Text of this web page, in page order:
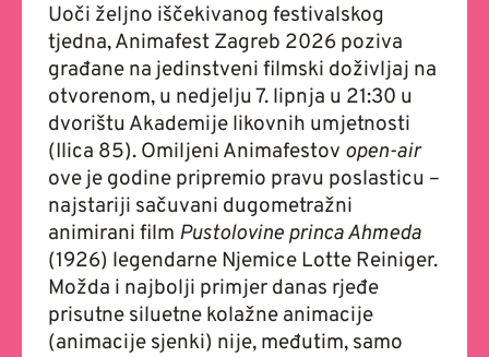
Uoči željno iščekivanog festivalskog
tjedna, Animafest Zagreb 2026 poziva
građane na jedinstveni filmski doživljaj na
otvorenom, u nedjelju 7. lipnja u 21:30 u
dvorištu Akademije likovnih umjetnosti
(Ilica 85). Omiljeni Animafestov open-air
ove je godine pripremio pravu poslasticu –
najstariji sačuvani dugometražni
animirani film Pustolovine princa Ahmeda
(1926) legendarne Njemice Lotte Reiniger.
Možda i najbolji primjer danas rjeđe
prisutne siluetne kolažne animacije
(animacije sjenki) nije, međutim, samo